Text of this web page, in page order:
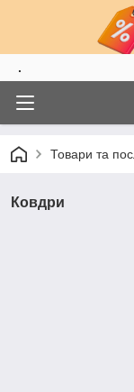
.
Товари та
Ковдри